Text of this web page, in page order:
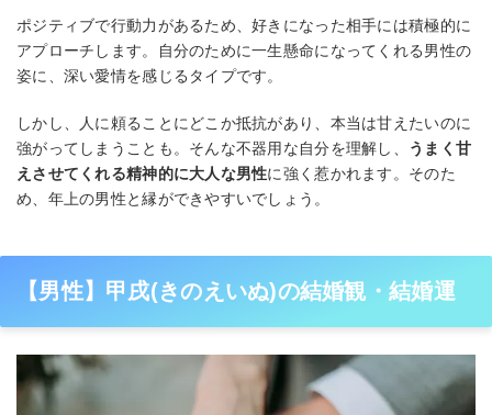
ポジティブで行動力があるため、好きになった相手には積極的に
アプローチします。自分のために一生懸命になってくれる男性の
姿に、深い愛情を感じるタイプです。
しかし、人に頼ることにどこか抵抗があり、本当は甘えたいのに
強がってしまうことも。そんな不器用な自分を理解し、
うまく甘
えさせてくれる精神的に大人な男性に強く惹かれます。そのた
め、年上の男性と縁ができやすいでしょう。
【男性】甲戌(きのえいぬ)の結婚観・結婚運